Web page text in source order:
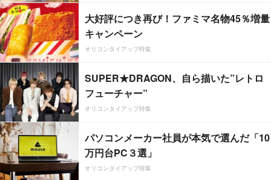
大好評につき再び！ファミマ名物45％増量
キャンペーン
オリコンタイアップ特集
SUPER★DRAGON、自ら描いた”レトロ
フューチャー”
オリコンタイアップ特集
パソコンメーカー社員が本気で選んだ「10
万円台PC３選」
オリコンタイアップ特集